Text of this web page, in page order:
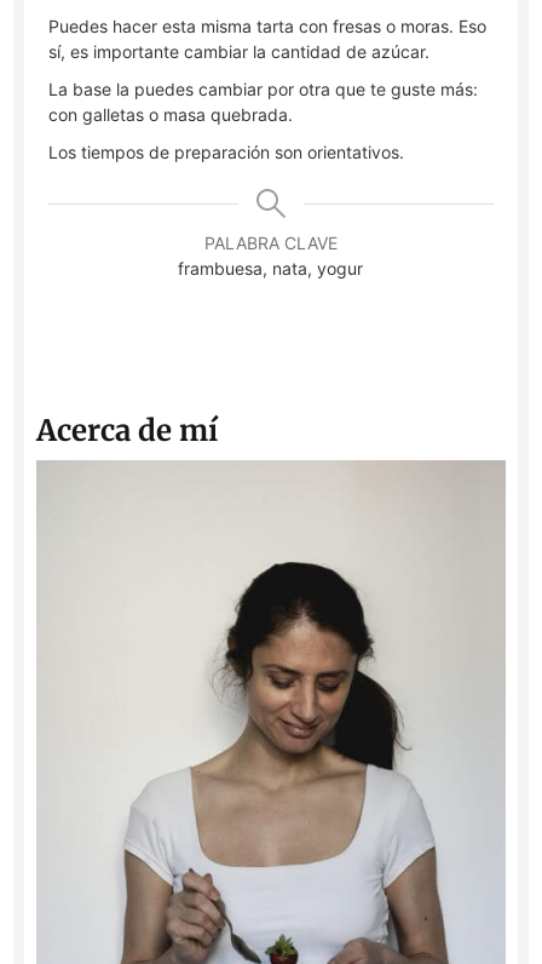
Puedes hacer esta misma tarta con fresas o moras. Eso
sí, es importante cambiar la cantidad de azúcar.
La base la puedes cambiar por otra que te guste más:
con galletas o masa quebrada.
Los tiempos de preparación son orientativos.
PALABRA CLAVE
frambuesa, nata, yogur
Acerca de mí